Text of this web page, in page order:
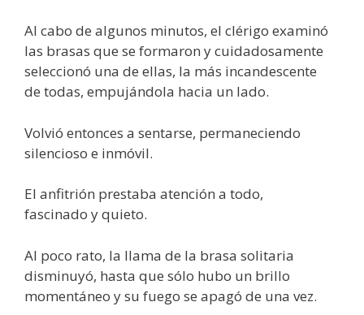
Al cabo de algunos minutos, el clérigo examinó
las brasas que se formaron y cuidadosamente
seleccionó una de ellas, la más incandescente
de todas, empujándola hacia un lado.
Volvió entonces a sentarse, permaneciendo
silencioso e inmóvil.
El anfitrión prestaba atención a todo,
fascinado y quieto.
Al poco rato, la llama de la brasa solitaria
disminuyó, hasta que sólo hubo un brillo
momentáneo y su fuego se apagó de una vez.